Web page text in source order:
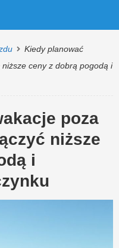
Kiedy planować
ceny z dobrą pogodą i
poza
niższe
i